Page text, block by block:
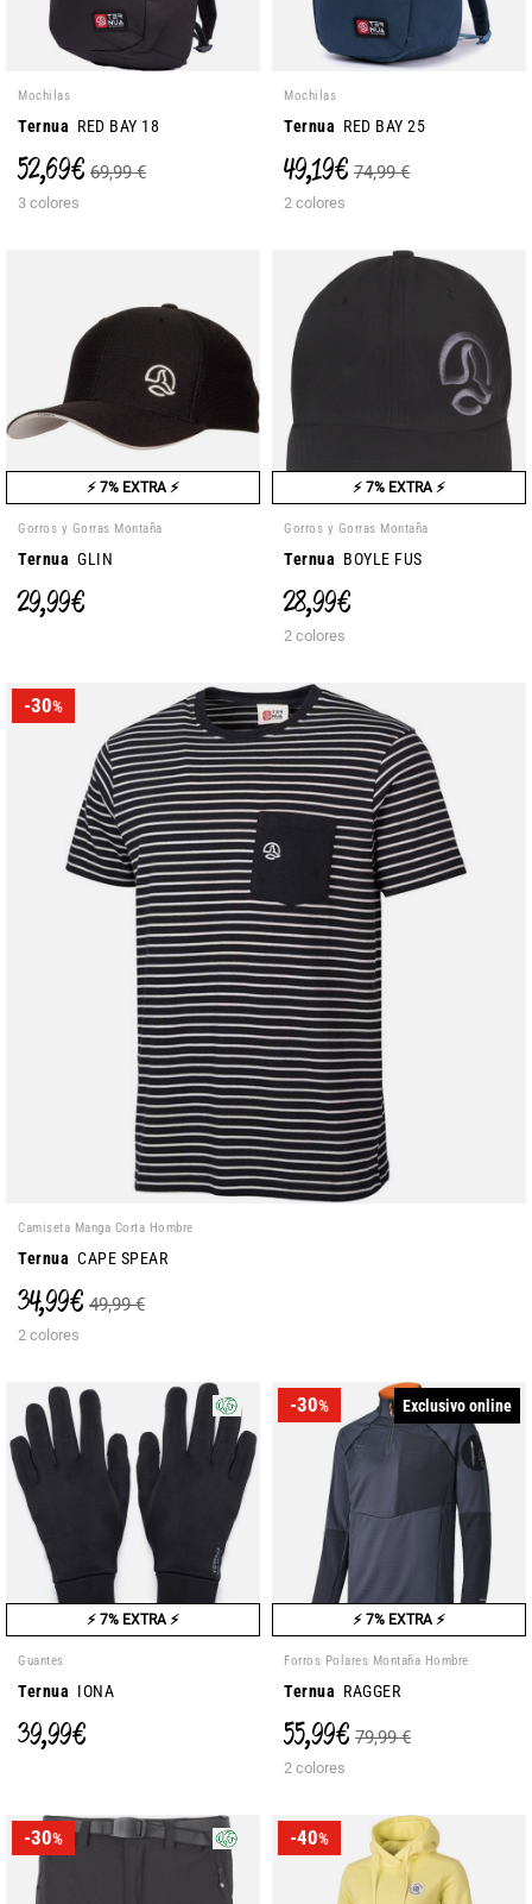
Mochilas
Ternua RED BAY 18
52,69 € 69,99 €
3 colores
Mochilas
Ternua RED BAY 25
49,19 € 74,99 €
2 colores
⚡ 7% EXTRA ⚡
Gorros y Gorras Montaña
Ternua GLIN
29,99 €
⚡ 7% EXTRA ⚡
Gorros y Gorras Montaña
Ternua BOYLE FUS
28,99 €
2 colores
-30%
Camiseta Manga Corta Hombre
Ternua CAPE SPEAR
34,99 € 49,99 €
2 colores
⚡ 7% EXTRA ⚡
Guantes
Ternua IONA
39,99 €
-30% Exclusivo online
⚡ 7% EXTRA ⚡
Forros Polares Montaña Hombre
Ternua RAGGER
55,99 € 79,99 €
2 colores
-30% -40%